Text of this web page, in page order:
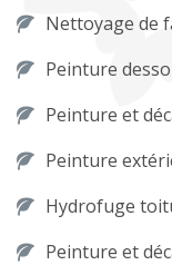
Nettoyage de
Peinture
Peinture et
Peinture
Hydrofuge
Peinture et